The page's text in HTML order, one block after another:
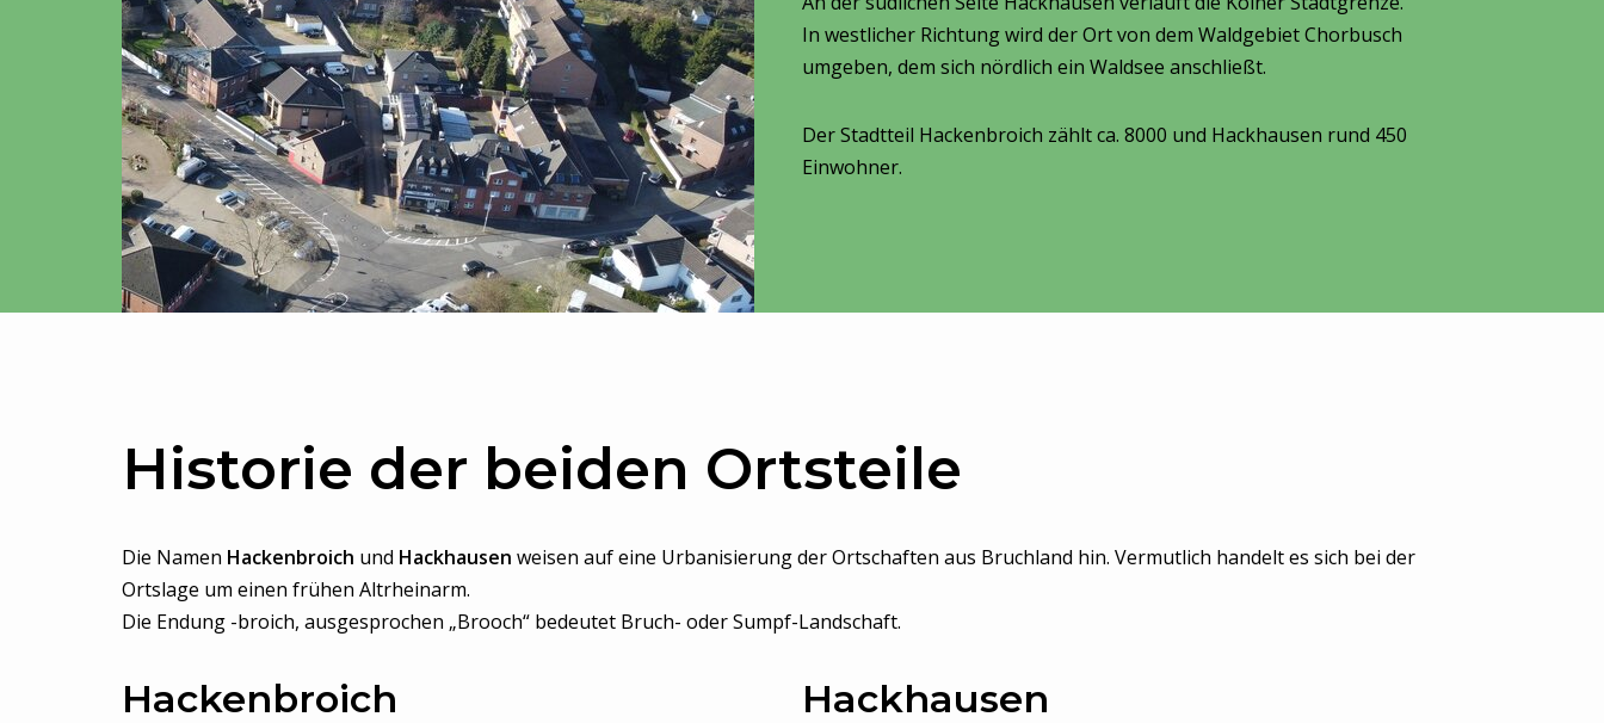
In westlicher Richtung wird der Ort von dem Waldgebiet Chorbusch
umgeben, dem sich nördlich ein Waldsee anschließt.
Der Stadtteil Hackenbroich zählt ca. 8000 und Hackhausen rund 450
Einwohner.
Historie der beiden Ortsteile
Die Namen Hackenbroich und Hackhausen weisen auf eine Urbanisierung der Ortschaften aus Bruchland hin. Vermutlich handelt es sich bei der
Ortslage um einen frühen Altrheinarm.
Die Endung -broich, ausgesprochen „Brooch“ bedeutet Bruch- oder Sumpf-Landschaft.
Hackenbroich Hackhausen